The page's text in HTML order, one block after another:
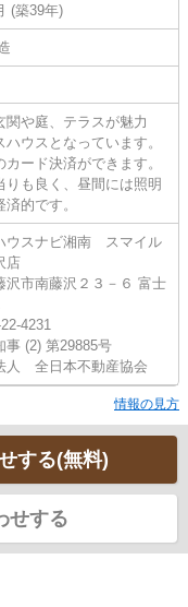
(築39年)
関や庭、テラスが魅力
ハウスとなっています。
カード決済ができます。
りも良く、昼間には照明
的です。
ウスナビ湘南 スマイル
店
沢市南藤沢２３－６ 富士
4231
事 (2) 第29885号
人 全日本不動産協会
情報の見方
する(無料)
せする